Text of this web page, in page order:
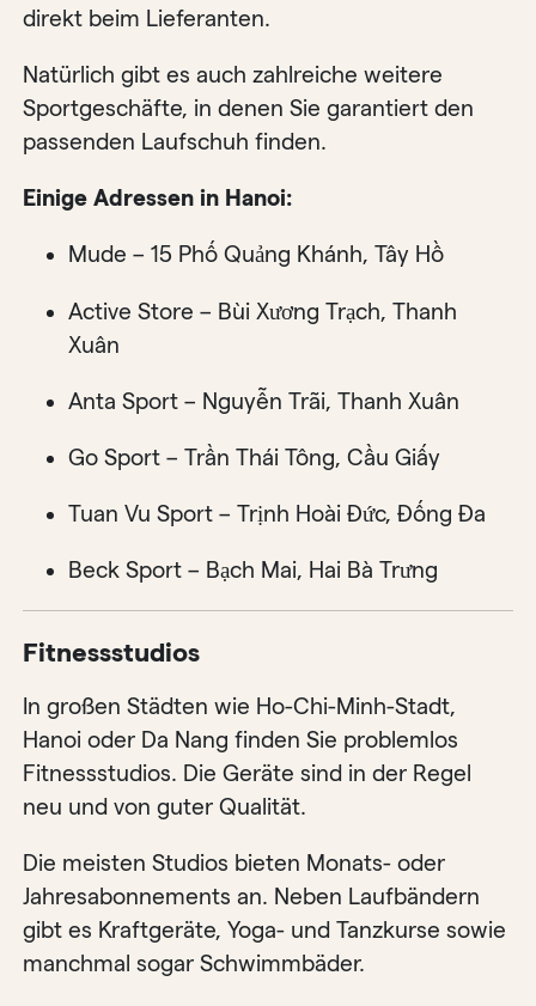
direkt beim Lieferanten.
Natürlich gibt es auch zahlreiche weitere
Sportgeschäfte, in denen Sie garantiert den
passenden Laufschuh finden.
Einige Adressen in Hanoi:
Mude – 15 Phố Quảng Khánh, Tây Hồ
Active Store – Bùi Xương Trạch, Thanh
Xuân
Anta Sport – Nguyễn Trãi, Thanh Xuân
Go Sport – Trần Thái Tông, Cầu Giấy
Tuan Vu Sport – Trịnh Hoài Đức, Đống Đa
Beck Sport – Bạch Mai, Hai Bà Trưng
Fitnessstudios
In großen Städten wie Ho-Chi-Minh-Stadt,
Hanoi oder Da Nang finden Sie problemlos
Fitnessstudios. Die Geräte sind in der Regel
neu und von guter Qualität.
Die meisten Studios bieten Monats- oder
Jahresabonnements an. Neben Laufbändern
gibt es Kraftgeräte, Yoga- und Tanzkurse sowie
manchmal sogar Schwimmbäder.